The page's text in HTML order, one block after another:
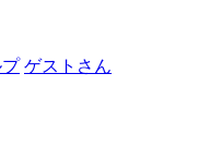
ゲストさん